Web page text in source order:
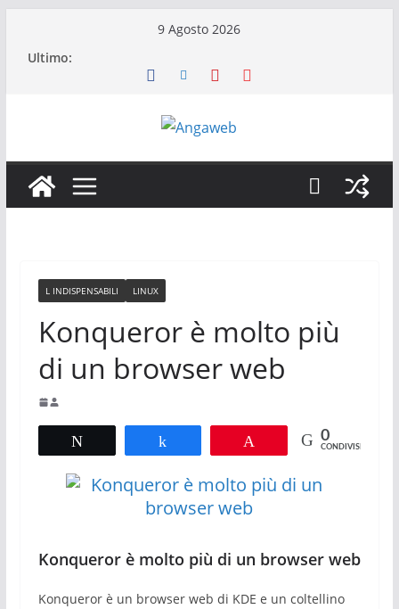
9 Agosto 2026
Ultimo:
L INDISPENSABILI LINUX
Konqueror è molto più
di un browser web
0
CONDIVISIONI
Konqueror è molto più di un browser web
Konqueror è un browser web di KDE e un coltellino